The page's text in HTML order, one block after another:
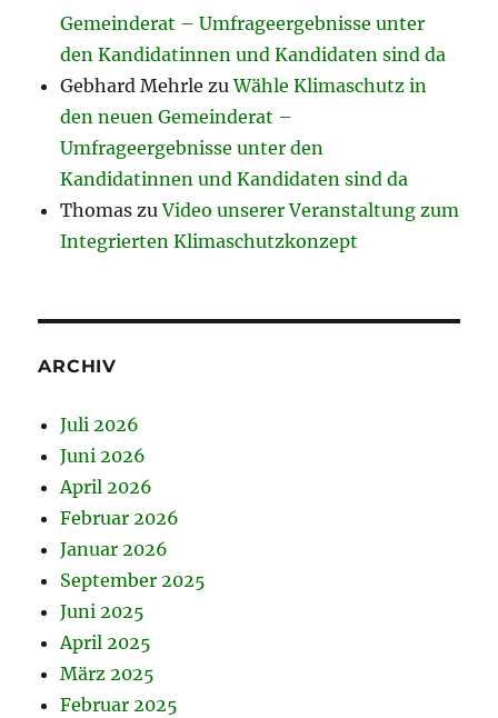
Gemeinderat – Umfrageergebnisse unter
den Kandidatinnen und Kandidaten sind da
Gebhard Mehrle zuWähle Klimaschutz in
den neuen Gemeinderat –
Umfrageergebnisse unter den
Kandidatinnen und Kandidaten sind da
Thomas zuVideo unserer Veranstaltung zum
Integrierten Klimaschutzkonzept
ARCHIV
Juli 2026
Juni 2026
April 2026
Februar 2026
Januar 2026
September 2025
Juni 2025
April 2025
März 2025
Februar 2025